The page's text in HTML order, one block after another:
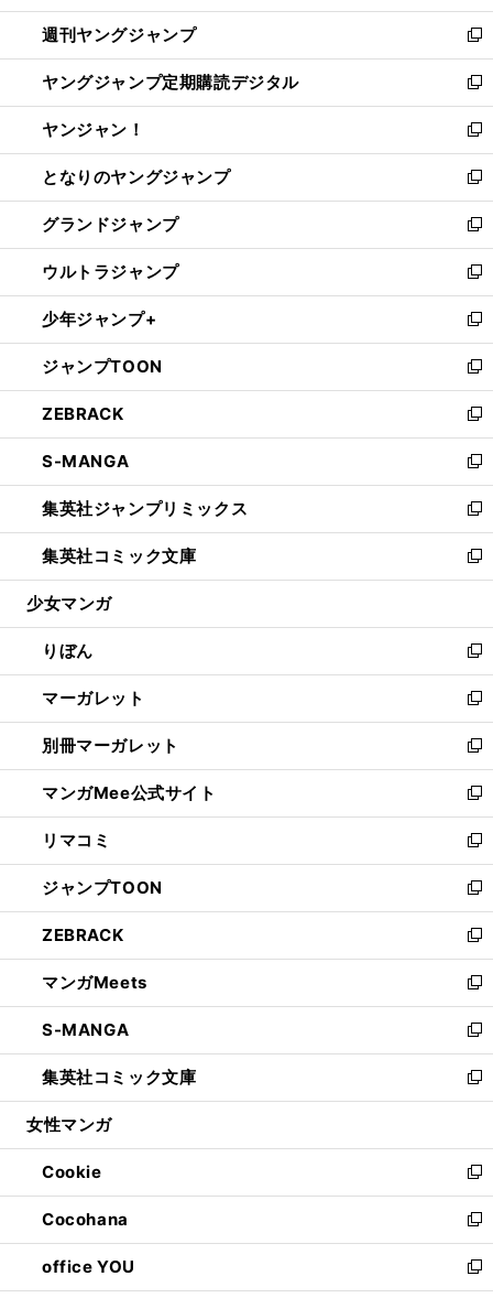
開
く
ウ
で
開
く
ン
ド
ウ
で
開
く
ウ
ィ
ン
ド
ウ
で
開
く
週刊ヤングジャンプ
新
し
い
ウ
ィ
ン
ド
ウ
で
開
く
ヤングジャンプ定期購読デジタル
新
し
い
ウ
ィ
ン
ド
ウ
で
開
く
ヤンジャン！
新
し
い
ウ
ィ
ン
ド
ウ
で
開
く
となりのヤングジャンプ
新
し
い
ウ
ィ
ン
ド
ウ
で
開
く
グランドジャンプ
新
し
い
ウ
ィ
ン
ド
ウ
で
開
く
ウルトラジャンプ
新
し
い
ウ
ィ
ン
ド
ウ
で
開
く
少年ジャンプ+
新
し
い
ウ
ィ
ン
ド
ウ
で
開
く
ジャンプTOON
新
し
い
ウ
ィ
ン
ド
ウ
で
開
ZEBRACK
新
し
い
ウ
ィ
ン
ド
ウ
開
く
S-MANGA
新
し
い
ウ
ィ
ン
ウ
で
開
く
集英社ジャンプリミックス
新
し
い
ウ
ン
ド
ウ
で
開
く
集英社コミック文庫
新
し
ウ
ィ
ン
ド
ウ
で
開
く
少女マンガ
りぼん
新
し
い
ウ
ィ
ン
ド
ウ
で
開
く
マーガレット
新
し
い
ウ
ィ
ン
ド
ウ
で
開
く
別冊マーガレット
新
し
い
ウ
ィ
ン
ド
ウ
で
開
く
マンガMee公式サイト
新
し
い
ウ
ィ
ン
ド
ウ
で
開
く
リマコミ
新
し
い
ウ
ィ
ン
ド
ウ
で
開
く
ジャンプTOON
新
し
い
ウ
ィ
ン
ド
ウ
で
開
ZEBRACK
新
し
い
ウ
ィ
ン
ド
ウ
開
く
マンガMeets
新
し
い
ウ
ィ
ン
ウ
で
開
く
S-MANGA
新
し
い
ウ
ン
ド
ウ
で
開
く
集英社コミック文庫
新
し
ウ
ィ
ン
ド
ウ
で
開
女性マンガ
Cookie
新
し
い
ウ
ィ
ン
Cocohana
新
し
い
ウ
office YOU
新